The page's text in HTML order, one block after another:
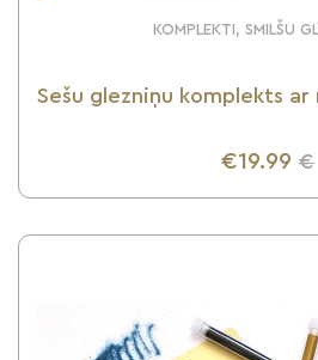
KOMPLEKTI, SMILŠU
Sešu glezniņu komplekts
€19.99 €
UZZINI VAIRĀK